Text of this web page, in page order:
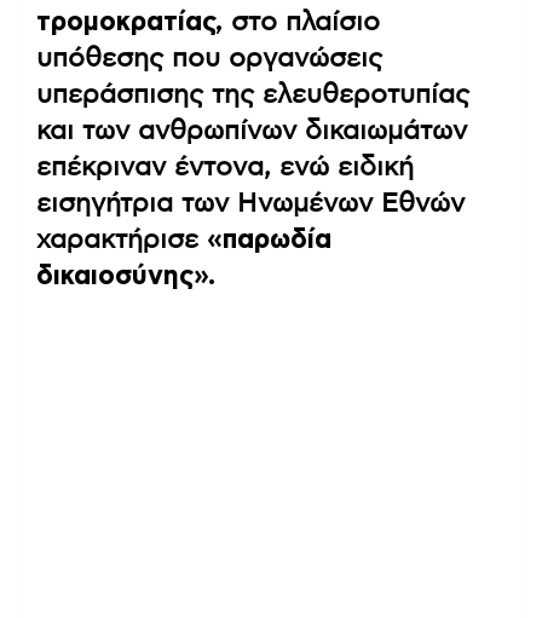
τρομοκρατίας, στο πλαίσιο
υπόθεσης που οργανώσεις
υπεράσπισης της ελευθεροτυπίας
και των ανθρωπίνων δικαιωμάτων
επέκριναν έντονα, ενώ ειδική
εισηγήτρια των Ηνωμένων Εθνών
χαρακτήρισε «παρωδία
δικαιοσύνης».